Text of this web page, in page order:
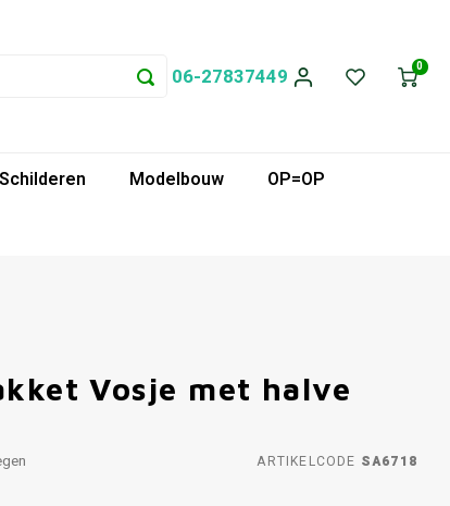
06-27837449 0
Modelbouw
OP=OP
Vosje met halve
ARTIKELCODE SA6718